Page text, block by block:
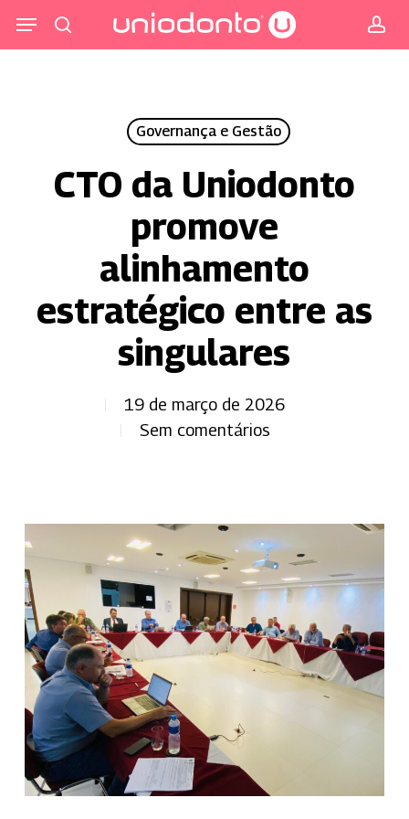
para
Menu
Governança e Gestão
CTO da Uniodonto
promove
alinhamento
estratégico entre as
singulares
19 de março de 2026
Sem comentários